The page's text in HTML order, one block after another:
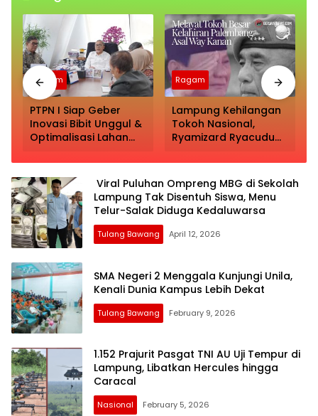
Ragam
PTPN I Siap Geber
Inovasi Bibit Unggul &
Optimalisasi Lahan
Pangan!
Ragam
Lampung Kehilangan
Tokoh Nasional,
Ryamizard Ryacudu
Prabowo Naik Maung
Melayat dan Beri
HormatDatang
Viral Puluhan Ompreng MBG di Sekolah
Lampung Tak Disentuh Siswa, Menu
Telur-Salak Diduga Kedaluwarsa
Tulang Bawang April 12, 2026
SMA Negeri 2 Menggala Kunjungi Unila,
Kenali Dunia Kampus Lebih Dekat
Tulang Bawang February 9, 2026
1.152 Prajurit Pasgat TNI AU Uji Tempur di
Lampung, Libatkan Hercules hingga
Caracal
Nasional February 5, 2026